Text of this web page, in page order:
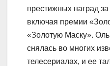
престижных наград
включая премии
«Золотую Маску».
снялась во многих
телесериалах, и ее